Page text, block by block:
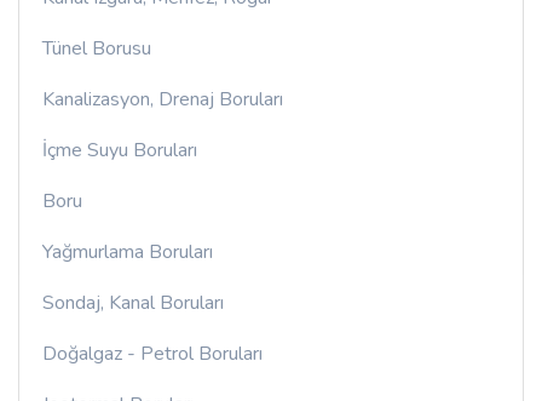
Tünel Borusu
Kanalizasyon, Drenaj Boruları
İçme Suyu Boruları
Boru
Yağmurlama Boruları
Sondaj, Kanal Boruları
Doğalgaz - Petrol Boruları